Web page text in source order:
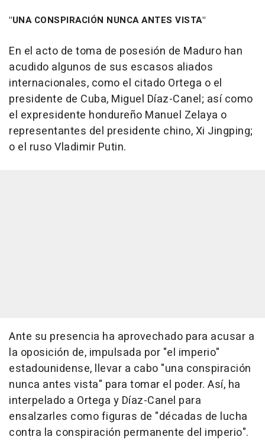
"UNA CONSPIRACIÓN NUNCA ANTES VISTA"
En el acto de toma de posesión de Maduro han
acudido algunos de sus escasos aliados
internacionales, como el citado Ortega o el
presidente de Cuba, Miguel Díaz-Canel; así como
el expresidente hondureño Manuel Zelaya o
representantes del presidente chino, Xi Jingping;
o el ruso Vladimir Putin.
Ante su presencia ha aprovechado para acusar a
la oposición de, impulsada por "el imperio"
estadounidense, llevar a cabo "una conspiración
nunca antes vista" para tomar el poder. Así, ha
interpelado a Ortega y Díaz-Canel para
ensalzarles como figuras de "décadas de lucha
contra la conspiración permanente del imperio".